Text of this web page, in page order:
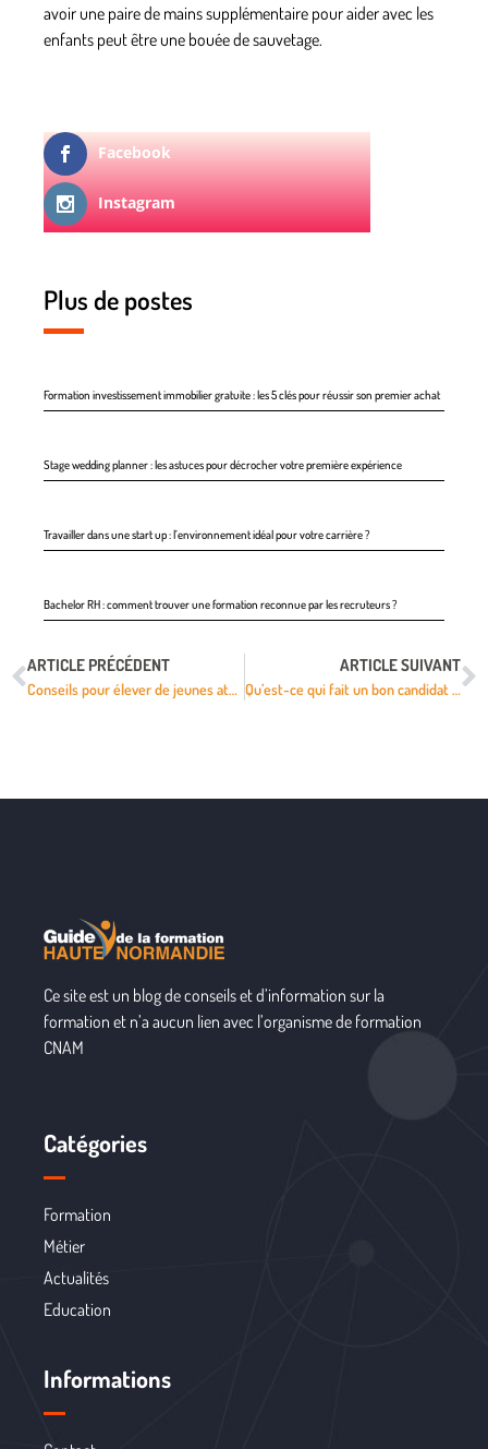
avoir une paire de mains supplémentaire pour aider avec les
enfants peut être une bouée de sauvetage.
Facebook
Instagram
Plus de postes
Formation investissement immobilier gratuite : les 5 clés pour réussir son premier achat
Stage wedding planner : les astuces pour décrocher votre première expérience
Travailler dans une start up : l’environnement idéal pour votre carrière ?
Bachelor RH : comment trouver une formation reconnue par les recruteurs ?
ARTICLE PRÉCÉDENT
Conseils pour élever de jeunes athlètes
ARTICLE SUIVANT
Qu’est-ce qui fait un bon candidat vs un mauvais candidat ?
Ce site est un blog de conseils et d’information sur la
formation et n’a aucun lien avec l’organisme de formation
CNAM
Catégories
Formation
Métier
Actualités
Education
Informations